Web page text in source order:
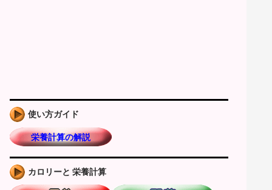
使い方ガイド
栄養計算の解説
カロリーと 栄養計算